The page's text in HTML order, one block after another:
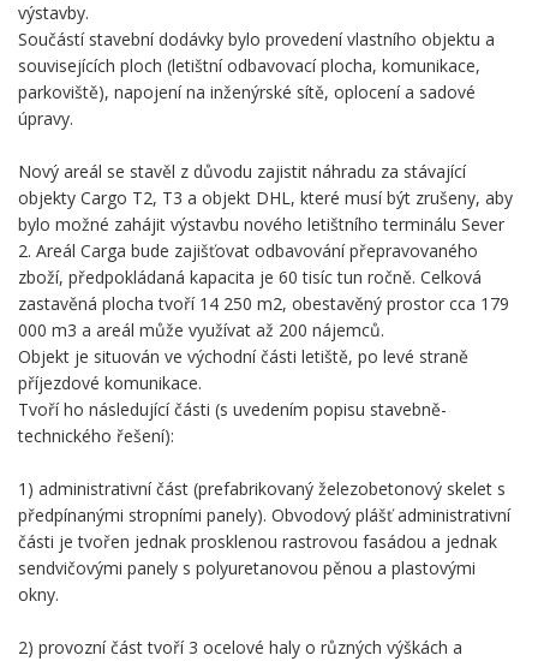
výstavby.
Součástí stavební dodávky bylo provedení vlastního objektu a
souvisejících ploch (letištní odbavovací plocha, komunikace,
parkoviště), napojení na inženýrské sítě, oplocení a sadové
úpravy.
Nový areál se stavěl z důvodu zajistit náhradu za stávající
objekty Cargo T2, T3 a objekt DHL, které musí být zrušeny, aby
bylo možné zahájit výstavbu nového letištního terminálu Sever
2. Areál Carga bude zajišťovat odbavování přepravovaného
zboží, předpokládaná kapacita je 60 tisíc tun ročně. Celková
zastavěná plocha tvoří 14 250 m2, obestavěný prostor cca 179
000 m3 a areál může využívat až 200 nájemců.
Objekt je situován ve východní části letiště, po levé straně
příjezdové komunikace.
Tvoří ho následující části (s uvedením popisu stavebně-
technického řešení):
1) administrativní část (prefabrikovaný železobetonový skelet s
předpínanými stropními panely). Obvodový plášť administrativní
části je tvořen jednak prosklenou rastrovou fasádou a jednak
sendvičovými panely s polyuretanovou pěnou a plastovými
okny.
2) provozní část tvoří 3 ocelové haly o různých výškách a